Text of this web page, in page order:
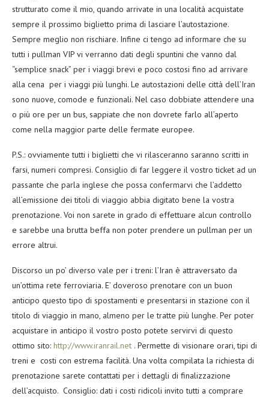
strutturato come il mio, quando arrivate in una località acquistate
sempre il prossimo biglietto prima di lasciare l’autostazione.
Sempre meglio non rischiare. Infine ci tengo ad informare che su
tutti i pullman VIP vi verranno dati degli spuntini che vanno dal
“semplice snack” per i viaggi brevi e poco costosi fino ad arrivare
alla cena per i viaggi più lunghi. Le autostazioni delle città dell’Iran
sono nuove, comode e funzionali. Nel caso dobbiate attendere una
o più ore per un bus, sappiate che non dovrete farlo all’aperto
come nella maggior parte delle fermate europee.
P.S.: ovviamente tutti i biglietti che vi rilasceranno saranno scritti in
farsi, numeri compresi. Consiglio di far leggere il vostro ticket ad un
passante che parla inglese che possa confermarvi che l’addetto
all’emissione dei titoli di viaggio abbia digitato bene la vostra
prenotazione. Voi non sarete in grado di effettuare alcun controllo
e sarebbe una brutta beffa non poter prendere un pullman per un
errore altrui.
Discorso un po’ diverso vale per i treni: l’Iran è attraversato da
un’ottima rete ferroviaria. E’ doveroso prenotare con un buon
anticipo questo tipo di spostamenti e presentarsi in stazione con il
titolo di viaggio in mano, almeno per le tratte più lunghe. Per poter
acquistare in anticipo il vostro posto potete servirvi di questo
ottimo sito: http://www.iranrail.net . Permette di visionare orari, tipi di
treni e costi con estrema facilità. Una volta compilata la richiesta di
prenotazione sarete contattati per i dettagli di finalizzazione
dell’acquisto. Consiglio: dati i costi ridicoli invito tutti a comprare